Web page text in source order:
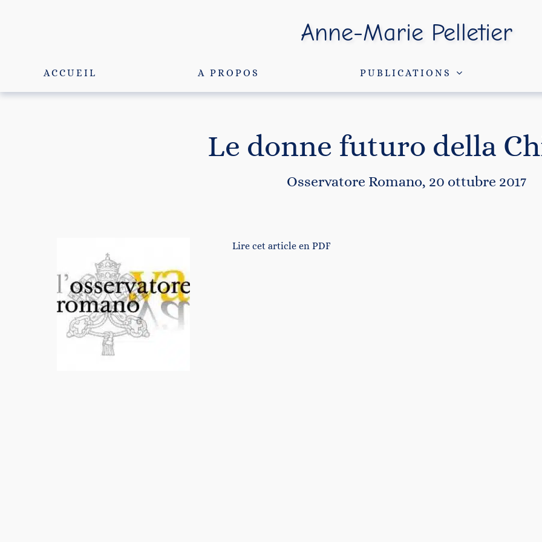
Anne-Marie Pelletier
ACCUEIL A PROPOS PUBLICATIONS
Le donne futuro della
Osservatore Romano, 20 ottubre 2017
Lire cet article en PDF